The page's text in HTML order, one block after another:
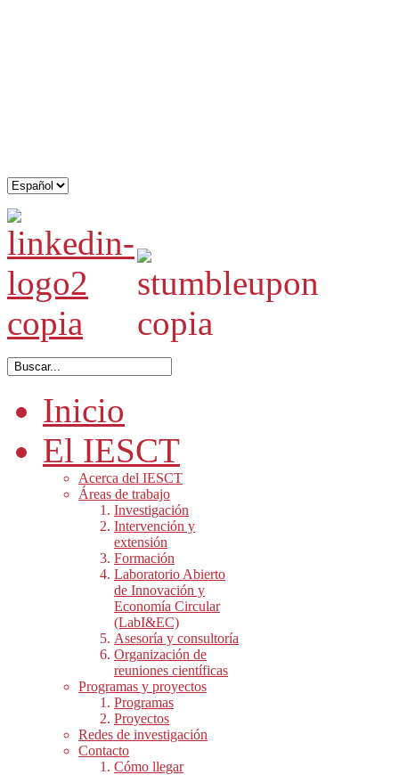
Inicio
El IESCT
Acerca del IESCT
Áreas de trabajo
Investigación
Intervención y
extensión
Formación
Laboratorio Abierto
de Innovación y
Economía Circular
(LabI&EC)
Asesoría y consultoría
Organización de
reuniones científicas
Programas y proyectos
Programas
Proyectos
Redes de investigación
Contacto
Cómo llegar